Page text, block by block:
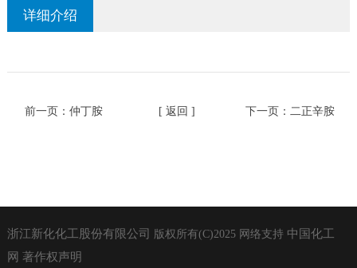
详细介绍
前一页： 仲丁胺 [ 返回 ] 下一页： 二正辛胺
浙江新化化工股份有限公司 版权所有(C)2025网络支持 中国化工
网 著作权声明